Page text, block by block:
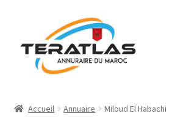
navigation
contenu
Accueil Annuaire Miloud El Habachi